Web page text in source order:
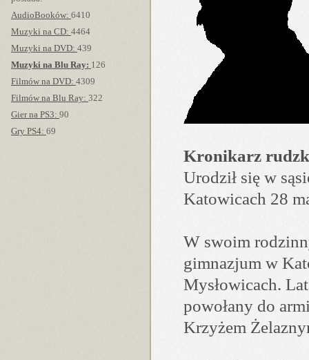
AudioBooków: 6410
Muzyki na CD: 4464
Muzyki na DVD: 439
Muzyki na Blu Ray: 126
Filmów na DVD: 4309
Filmów na Blu Ray: 322
Gier na PS3: 90
Gry PS4: 69
Kronikarz
Urodził się w
Katowicach 28
W swoim
gimnazjum w
Mysłowicach.
powołany do
Krzyżem